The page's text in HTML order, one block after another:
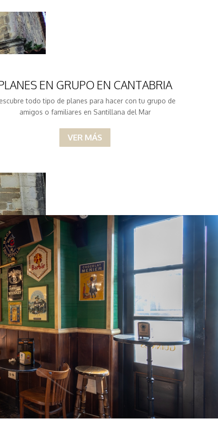
EN GRUPO EN CANTABRIA
todo tipo de planes para hacer con tu grupo de
amigos o familiares en Santillana del Mar
VER MÁS